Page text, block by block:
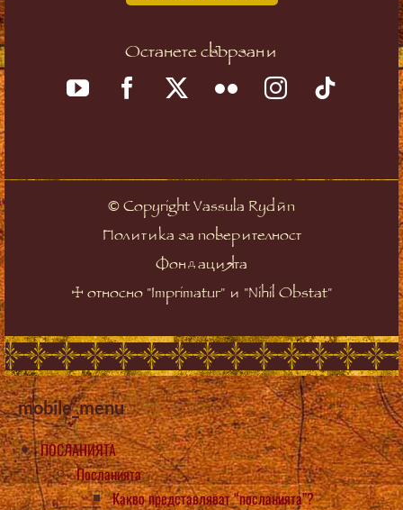
Останете свързани
© Copyright Vassula Rydén
Политика за поверителност
Фондацията
☩ относно "Imprimatur" и "Nihil Obstat"
mobile_menu
ПОСЛАНИЯТА
Посланията
Какво представляват “посланията”?